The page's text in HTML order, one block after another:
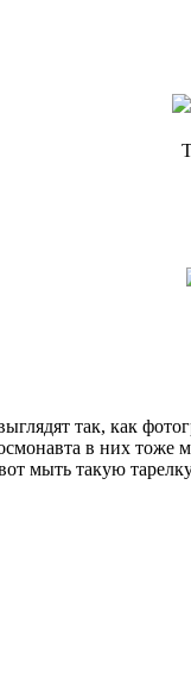
так, как
в них
мыть такую